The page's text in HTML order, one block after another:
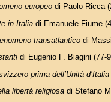
europeo di Paolo Ricca
in Italia di Emanuele Fiume
transatlantico di
di Eugenio F. Biagini (77-
prima dell’Unità d’Italia
libertà religiosa di Stefano